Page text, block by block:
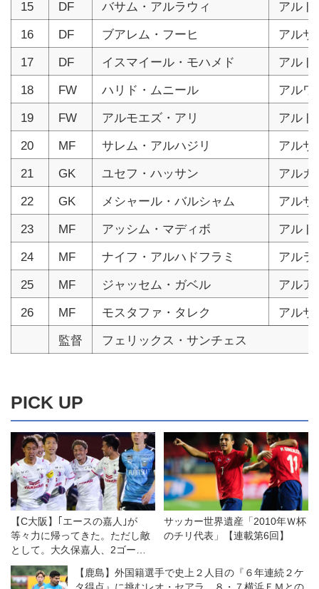
15
DF バサム・アルラウィ
アルド
16
DF ブアレム・フーヒ
アルサ
17
DF イスマイール・モハメド
アルド
18
FW ハリド・ムニール
アルワ
19
FW アルモエズ・アリ
アルド
20
MF サレム・アルハジリ
アルサ
21
GK ユセフ・ハッサン
アルガ
22
GK メシャール・バルシャム
アルサ
23
MF アッシム・マディボ
アルド
24
MF ナイフ・アルハドフラミ
アルラ
25
MF ジャッセム・ガベル
アルア
26
MF モスタファ・タレク
アルサ
監督
フェリックス・サンチェス
PICK UP
【C大阪】｢エースの嘉人｣が
等々力に帰ってきた。ただし敵
として。大久保嘉人、2ゴール
の衝撃
サッカー世界遺産「2010年Ｗ杯
のチリ代表」【連載第6回】
【鹿島】外国籍選手で史上２人目の『６年連続２ケ